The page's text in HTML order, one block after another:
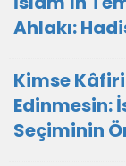
Ahlakı:
Kimse
Edinmesin:
Seçiminin